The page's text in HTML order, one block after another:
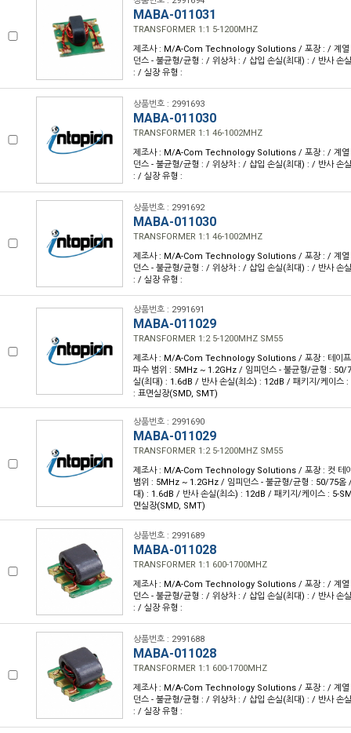
MABA-011031
TRANSFORMER 1:1 5-1200MHZ
제조사 : M/A-Com Technology Solutions / 포장 : / 계열
던스 - 불균형/균형 : / 위상차 : / 삽입 손실(최대) : / 반사 손
: / 실장 유형 :
상품번호 : 2991693
MABA-011030
TRANSFORMER 1:1 46-1002MHZ
제조사 : M/A-Com Technology Solutions / 포장 : / 계열
던스 - 불균형/균형 : / 위상차 : / 삽입 손실(최대) : / 반사 손
: / 실장 유형 :
상품번호 : 2991692
MABA-011030
TRANSFORMER 1:1 46-1002MHZ
제조사 : M/A-Com Technology Solutions / 포장 : / 계열
던스 - 불균형/균형 : / 위상차 : / 삽입 손실(최대) : / 반사 손
: / 실장 유형 :
상품번호 : 2991691
MABA-011029
TRANSFORMER 1:2 5-1200MHZ SM55
제조사 : M/A-Com Technology Solutions / 포장 : 테이
파수 범위 : 5MHz ~ 1.2GHz / 임피던스 - 불균형/균형 : 50/
실(최대) : 1.6dB / 반사 손실(최소) : 12dB / 패키지/케이스
: 표면실장(SMD, SMT)
상품번호 : 2991690
MABA-011029
TRANSFORMER 1:2 5-1200MHZ SM55
제조사 : M/A-Com Technology Solutions / 포장 : 컷 테
범위 : 5MHz ~ 1.2GHz / 임피던스 - 불균형/균형 : 50/75옴
대) : 1.6dB / 반사 손실(최소) : 12dB / 패키지/케이스 : 5-
면실장(SMD, SMT)
상품번호 : 2991689
MABA-011028
TRANSFORMER 1:1 600-1700MHZ
제조사 : M/A-Com Technology Solutions / 포장 : / 계열
던스 - 불균형/균형 : / 위상차 : / 삽입 손실(최대) : / 반사 손
: / 실장 유형 :
상품번호 : 2991688
MABA-011028
TRANSFORMER 1:1 600-1700MHZ
제조사 : M/A-Com Technology Solutions / 포장 : / 계열
던스 - 불균형/균형 : / 위상차 : / 삽입 손실(최대) : / 반사 손
: / 실장 유형 :